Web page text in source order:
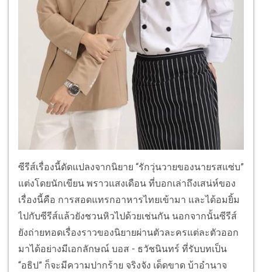
ซีรีส์เรื่องนี้ดัดแปลงจากนิยาย “รักวุ่นวายของนายรสแซ่บ”
แต่งโดยนักเขียน พราวแสงเดือน ที่บอกเล่าถึงเสน่ห์ของ
เรื่องนี้คือ การสอดแทรกอาหารไทยเข้ามา และได้อมยิ้ม
ไปกับซีรีส์แล้วยังชวนหิวไปด้วยเช่นกัน นอกจากนั้นซีรีส์
ยังถ่ายทอดเรื่องราวของนิยายผ่านตัวละครแต่ละตัวออก
มาได้อย่างมีเอกลักษณ์ บอส - ธวัชนินทร์ ที่รับบทเป็น
“อธิป” ก็จะมีความปากร้าย จริงจัง เด็ดขาด บ้าอำนาจ